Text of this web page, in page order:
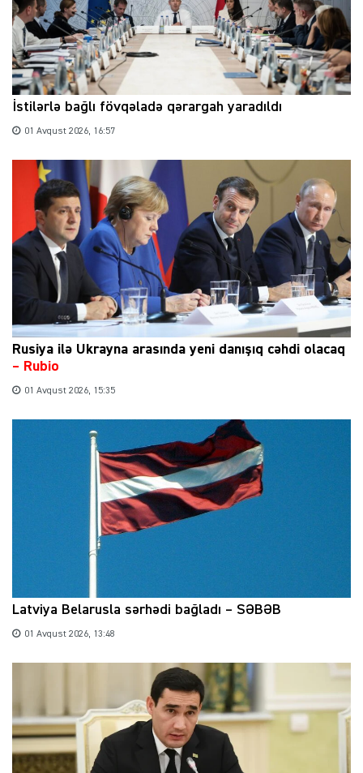
İstilərlə bağlı fövqəladə qərargah yaradıldı
01 Avqust 2026, 16:57
Rusiya ilə Ukrayna arasında yeni danışıq cəhdi olacaq
– Rubio
01 Avqust 2026, 15:35
Latviya Belarusla sərhədi bağladı – SƏBƏB
01 Avqust 2026, 13:48